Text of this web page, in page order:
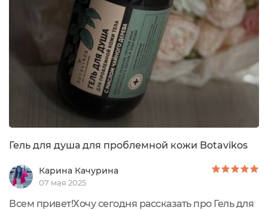
нежных травянистых отдушек. Для этих целей
приобрела гель ,который не разочаровал...
Гель для душа для проблемной кожи Botavikos
Карина Качурина
07 мая 2025
Всем привет!Хочу сегодня рассказать про Гель для